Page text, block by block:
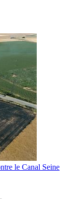
le Canal Seine